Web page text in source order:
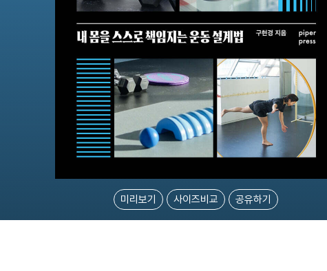
미리보기 사이즈비교 공유하기